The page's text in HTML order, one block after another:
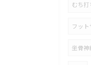
むち打
フット
坐骨神